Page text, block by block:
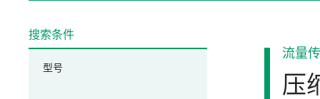
流量
压
搜索条件
型号